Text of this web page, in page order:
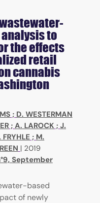
to
the effects
retail
cannabis
; D. WESTERMAN
; A. LAROCK ; J.
FRYHLE ; M.
| 2019
September
based
of newly